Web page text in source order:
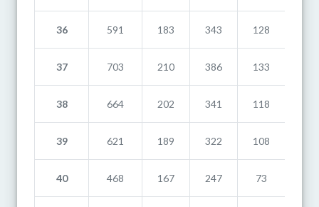
36 591 183 343 128
37 703 210 386 133
38 664 202 341 118
39 621 189 322 108
40 468 167 247 73